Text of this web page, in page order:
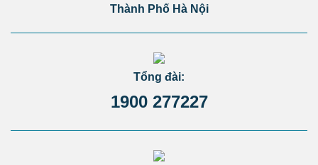
Thành Phố Hà Nội
Tổng đài:
1900 277227